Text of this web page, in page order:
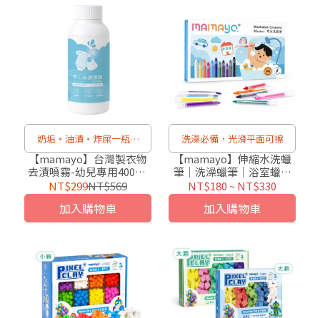
奶垢・油漬・炸屎一瓶搞
定！添加幼兒專用濃縮酵素
【mamayo】台灣製衣物
去漬噴霧-幼兒專用400ml
補充瓶(無噴頭)
NT$299NT$569
加入購物車
洗澡必備，光滑平面可擦
【mamayo】伸縮水洗蠟
筆｜洗澡蠟筆｜浴室蠟筆
(多款可選)
NT$180 ~NT$330
加入購物車